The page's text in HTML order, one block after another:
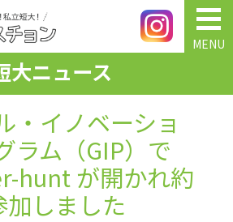
MENU
大ニュース
・イノベーショ
ラム（GIP）で
hunt が開かれ約
加しました